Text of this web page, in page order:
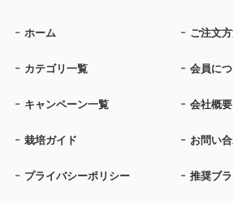
ホーム ご注文
カテゴリ一覧 会員に
キャンペーン一覧 会社概要
栽培ガイド お問い
プライバシーポリシー 推奨ブ